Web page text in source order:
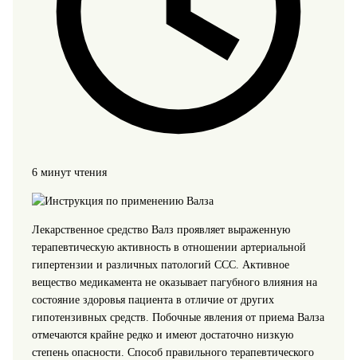
6 минут чтения
Лекарственное средство Валз проявляет выраженную
терапевтическую активность в отношении артериальной
гипертензии и различных патологий ССС. Активное
вещество медикамента не оказывает пагубного влияния на
состояние здоровья пациента в отличие от других
гипотензивных средств. Побочные явления от приема Валза
отмечаются крайне редко и имеют достаточно низкую
степень опасности. Способ правильного терапевтического